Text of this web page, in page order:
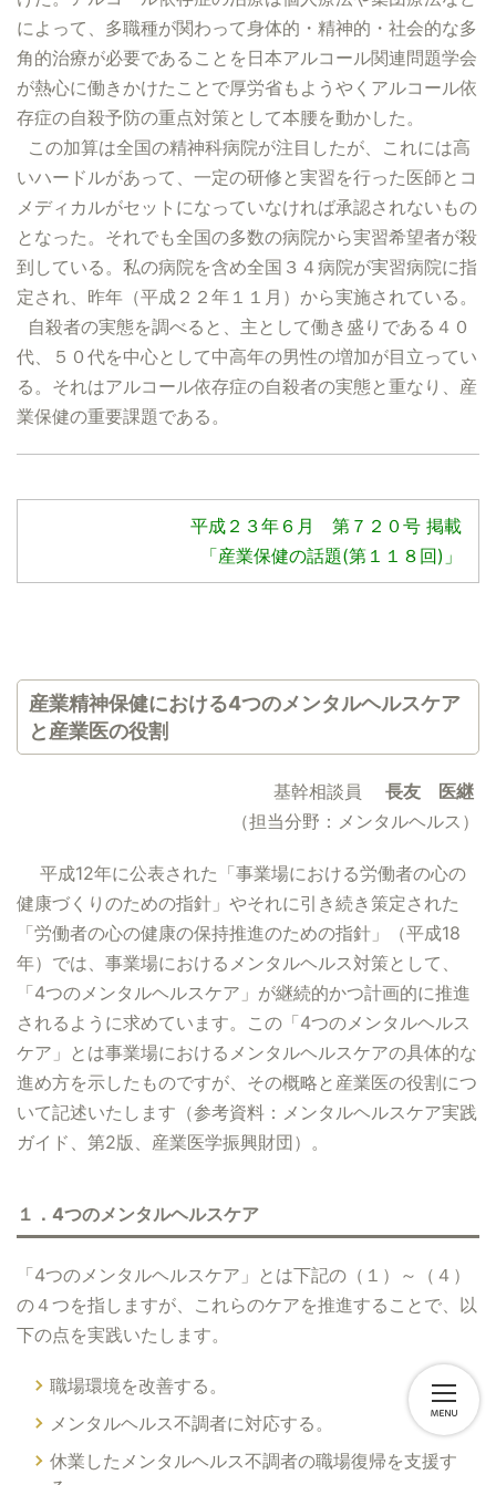
によって、多職種が関わって身体的・精神的・社会的な多
角的治療が必要であることを日本アルコール関連問題学会
が熱心に働きかけたことで厚労省もようやくアルコール依
存症の自殺予防の重点対策として本腰を動かした。
この加算は全国の精神科病院が注目したが、これには高
いハードルがあって、一定の研修と実習を行った医師とコ
メディカルがセットになっていなければ承認されないもの
となった。それでも全国の多数の病院から実習希望者が殺
到している。私の病院を含め全国３４病院が実習病院に指
定され、昨年（平成２２年１１月）から実施されている。
自殺者の実態を調べると、主として働き盛りである４０
代、５０代を中心として中高年の男性の増加が目立ってい
る。それはアルコール依存症の自殺者の実態と重なり、産
業保健の重要課題である。
平成２３年６月 第７２０号 掲載
「産業保健の話題(第１１８回)」
産業精神保健における4つのメンタルヘルスケア
と産業医の役割
基幹相談員
長友 医継
（担当分野：メンタルヘルス）
平成12年に公表された「事業場における労働者の心の
健康づくりのための指針」やそれに引き続き策定された
「労働者の心の健康の保持推進のための指針」（平成18
年）では、事業場におけるメンタルヘルス対策として、
「4つのメンタルヘルスケア」が継続的かつ計画的に推進
されるように求めています。この「4つのメンタルヘルス
ケア」とは事業場におけるメンタルヘルスケアの具体的な
進め方を示したものですが、その概略と産業医の役割につ
いて記述いたします（参考資料：メンタルヘルスケア実践
ガイド、第2版、産業医学振興財団）。
１．4つのメンタルヘルスケア
「4つのメンタルヘルスケア」とは下記の（１）～（４）
の４つを指しますが、これらのケアを推進することで、以
下の点を実践いたします。
職場環境を改善する。
メンタルヘルス不調者に対応する。
休業したメンタルヘルス不調者の職場復帰を支援す